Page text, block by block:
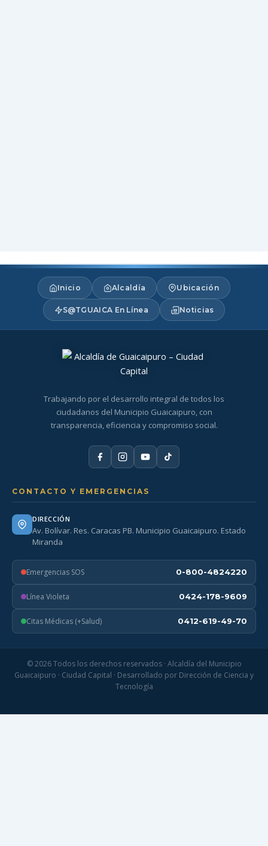
Inicio Alcaldía Ubicación
S@TGUAICA En Línea Noticias
Trabajando por el desarrollo integral de todos los
ciudadanos del Municipio Guaicaipuro, con
transparencia, eficiencia y compromiso social.
CONTACTO Y EMERGENCIAS
DIRECCIÓN
Av. Bolívar. Res. Caracas PB. Municipio Guaicaipuro. Estado
Miranda
Emergencias SOS 0-800-4824220
Línea Violeta 0424-178-9609
Citas Médicas (+Salud) 0412-619-49-70
© 2026 Todos los derechos reservados · Alcaldía del Municipio
Guaicaipuro · Ciudad Capital · Desarrollado por Dirección de Ciencia y
Tecnología